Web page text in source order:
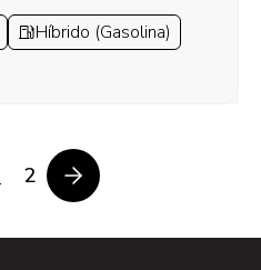
Híbrido (Gasolina)
2